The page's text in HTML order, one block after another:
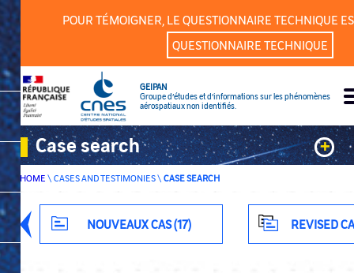
POUR TÉMOIGNER, LE QUESTIONNAIRE TECHNIQUE
QUESTIONNAIRE TECHNIQUE
GEIPAN
Groupe d’études et d’informations sur les phénomènes
aérospatiaux non identifiés.
Case search +
Keywords
Classification NOUVEAUX CAS (17) REVISED
HOME \ CASES AND TESTIMONIES\ CASE SEARCH